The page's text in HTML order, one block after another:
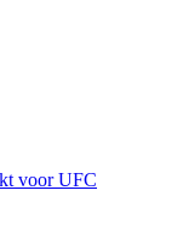
voor UFC